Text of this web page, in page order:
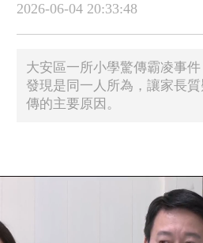
2026-06-04 20:33:48
大安區一所小學驚傳霸凌事
發現是同一人所為，讓家長
傳的主要原因。